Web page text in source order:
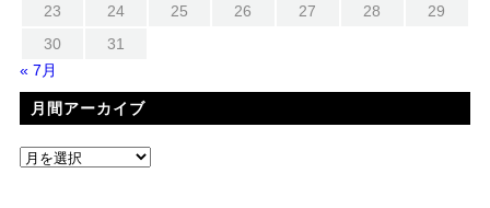
23
24 25 26 27 28
29
30
31
« 7月
月間アーカイブ